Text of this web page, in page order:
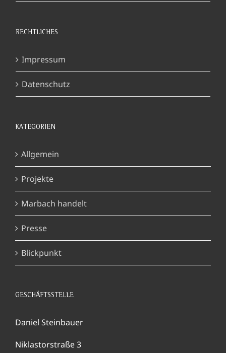
RECHTLICHES
Impressum
Datenschutz
KATEGORIEN
Allgemein
Projekte
Marbach handelt
Presse
Blickpunkt
GESCHÄFTSSTELLE
Daniel Steinbauer
Niklastorstraße 3